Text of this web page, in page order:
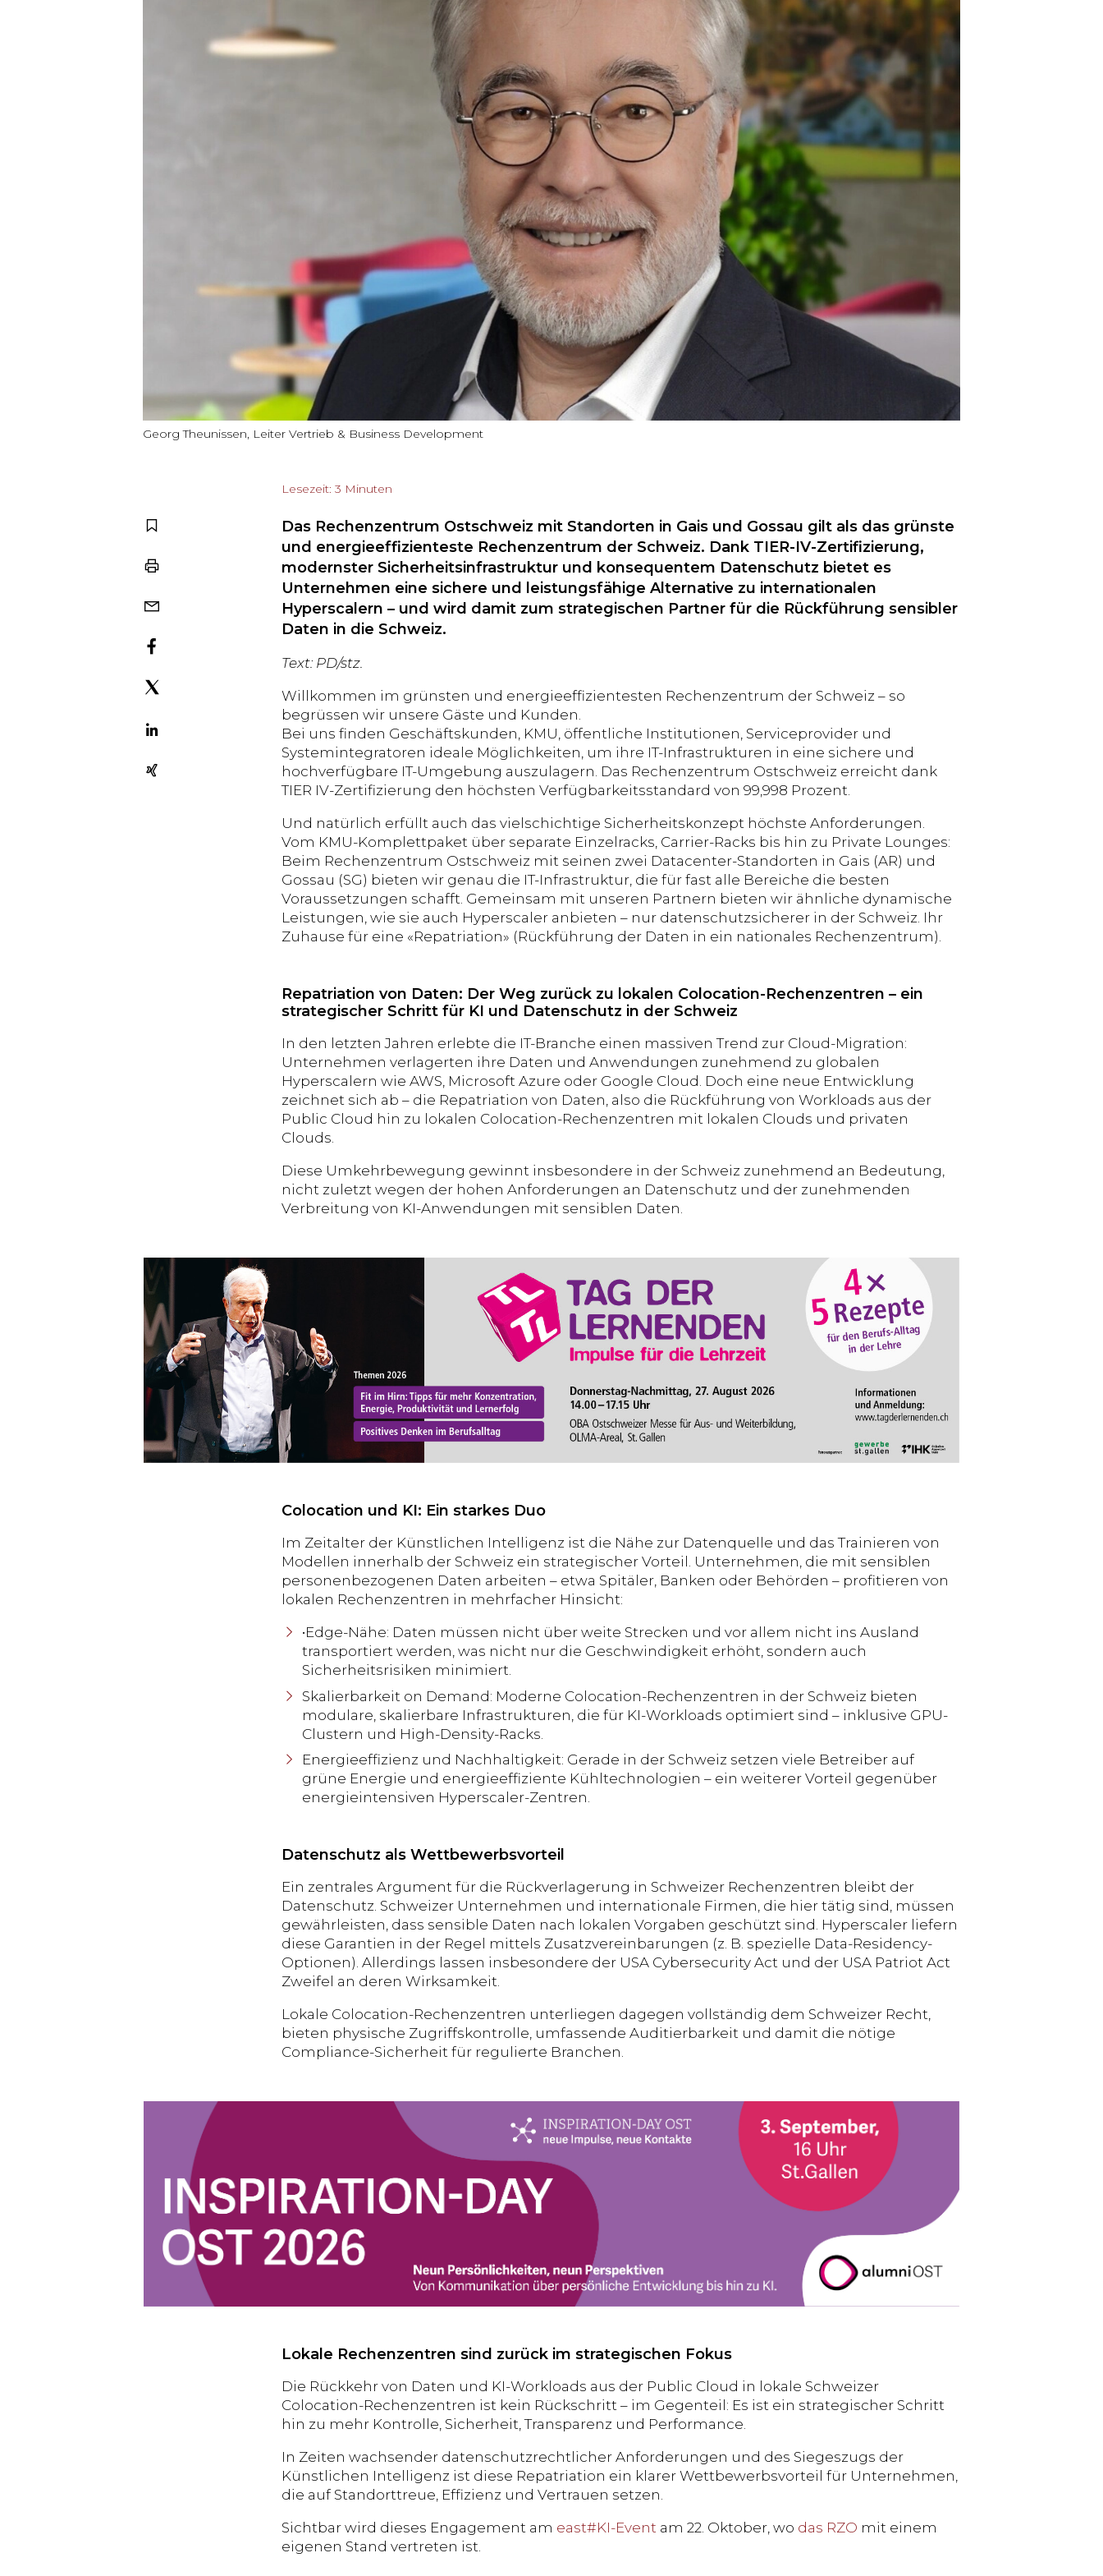
Georg Theunissen, Leiter Vertrieb & Business Development
Lesezeit: 3 Minuten
Das Rechenzentrum Ostschweiz mit Standorten in Gais und Gossau gilt als das grünste
und energieeffizienteste Rechenzentrum der Schweiz. Dank TIER-IV-Zertifizierung,
modernster Sicherheitsinfrastruktur und konsequentem Datenschutz bietet es
Unternehmen eine sichere und leistungsfähige Alternative zu internationalen
Hyperscalern – und wird damit zum strategischen Partner für die Rückführung sensibler
Daten in die Schweiz.
Text: PD/stz.
Willkommen im grünsten und energieeffizientesten Rechenzentrum der Schweiz – so
begrüssen wir unsere Gäste und Kunden.
Bei uns finden Geschäftskunden, KMU, öffentliche Institutionen, Serviceprovider und
Systemintegratoren ideale Möglichkeiten, um ihre IT-Infrastrukturen in eine sichere und
hochverfügbare IT-Umgebung auszulagern. Das Rechenzentrum Ostschweiz erreicht dank
TIER IV-Zertifizierung den höchsten Verfügbarkeitsstandard von 99,998 Prozent.
Und natürlich erfüllt auch das vielschichtige Sicherheitskonzept höchste Anforderungen.
Vom KMU-Komplettpaket über separate Einzelracks, Carrier-Racks bis hin zu Private Lounges:
Beim Rechenzentrum Ostschweiz mit seinen zwei Datacenter-Standorten in Gais (AR) und
Gossau (SG) bieten wir genau die IT-Infrastruktur, die für fast alle Bereiche die besten
Voraussetzungen schafft. Gemeinsam mit unseren Partnern bieten wir ähnliche dynamische
Leistungen, wie sie auch Hyperscaler anbieten – nur datenschutzsicherer in der Schweiz. Ihr
Zuhause für eine «Repatriation» (Rückführung der Daten in ein nationales Rechenzentrum).
Repatriation von Daten: Der Weg zurück zu lokalen Colocation-Rechenzentren – ein
strategischer Schritt für KI und Datenschutz in der Schweiz
In den letzten Jahren erlebte die IT-Branche einen massiven Trend zur Cloud-Migration:
Unternehmen verlagerten ihre Daten und Anwendungen zunehmend zu globalen
Hyperscalern wie AWS, Microsoft Azure oder Google Cloud. Doch eine neue Entwicklung
zeichnet sich ab – die Repatriation von Daten, also die Rückführung von Workloads aus der
Public Cloud hin zu lokalen Colocation-Rechenzentren mit lokalen Clouds und privaten
Clouds.
Diese Umkehrbewegung gewinnt insbesondere in der Schweiz zunehmend an Bedeutung,
nicht zuletzt wegen der hohen Anforderungen an Datenschutz und der zunehmenden
Verbreitung von KI-Anwendungen mit sensiblen Daten.
Colocation und KI: Ein starkes Duo
Im Zeitalter der Künstlichen Intelligenz ist die Nähe zur Datenquelle und das Trainieren von
Modellen innerhalb der Schweiz ein strategischer Vorteil. Unternehmen, die mit sensiblen
personenbezogenen Daten arbeiten – etwa Spitäler, Banken oder Behörden – profitieren von
lokalen Rechenzentren in mehrfacher Hinsicht:
•Edge-Nähe: Daten müssen nicht über weite Strecken und vor allem nicht ins Ausland
transportiert werden, was nicht nur die Geschwindigkeit erhöht, sondern auch
Sicherheitsrisiken minimiert.
Skalierbarkeit on Demand: Moderne Colocation-Rechenzentren in der Schweiz bieten
modulare, skalierbare Infrastrukturen, die für KI-Workloads optimiert sind – inklusive GPU-
Clustern und High-Density-Racks.
Energieeffizienz und Nachhaltigkeit: Gerade in der Schweiz setzen viele Betreiber auf
grüne Energie und energieeffiziente Kühltechnologien – ein weiterer Vorteil gegenüber
energieintensiven Hyperscaler-Zentren.
Datenschutz als Wettbewerbsvorteil
Ein zentrales Argument für die Rückverlagerung in Schweizer Rechenzentren bleibt der
Datenschutz. Schweizer Unternehmen und internationale Firmen, die hier tätig sind, müssen
gewährleisten, dass sensible Daten nach lokalen Vorgaben geschützt sind. Hyperscaler liefern
diese Garantien in der Regel mittels Zusatzvereinbarungen (z. B. spezielle Data-Residency-
Optionen). Allerdings lassen insbesondere der USA Cybersecurity Act und der USA Patriot Act
Zweifel an deren Wirksamkeit.
Lokale Colocation-Rechenzentren unterliegen dagegen vollständig dem Schweizer Recht,
bieten physische Zugriffskontrolle, umfassende Auditierbarkeit und damit die nötige
Compliance-Sicherheit für regulierte Branchen.
Lokale Rechenzentren sind zurück im strategischen Fokus
Die Rückkehr von Daten und KI-Workloads aus der Public Cloud in lokale Schweizer
Colocation-Rechenzentren ist kein Rückschritt – im Gegenteil: Es ist ein strategischer Schritt
hin zu mehr Kontrolle, Sicherheit, Transparenz und Performance.
In Zeiten wachsender datenschutzrechtlicher Anforderungen und des Siegeszugs der
Künstlichen Intelligenz ist diese Repatriation ein klarer Wettbewerbsvorteil für Unternehmen,
die auf Standorttreue, Effizienz und Vertrauen setzen.
Sichtbar wird dieses Engagement am east#KI-Event am 22. Oktober, wo das RZO mit einem
eigenen Stand vertreten ist.